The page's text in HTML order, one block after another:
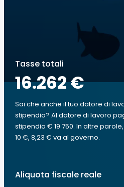
Tasse totali
16.262 €
Sai che anche il tuo datore di
stipendio? Al datore di lavoro
stipendio € 19 750. In altre
10 €, 8,23 € va al governo.
Aliquota fiscale reale